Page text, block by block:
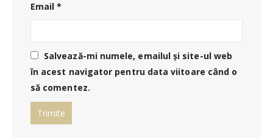
Email*
Salvează-mi numele, emailul și site-ul web
în acest navigator pentru data viitoare când o
să comentez.